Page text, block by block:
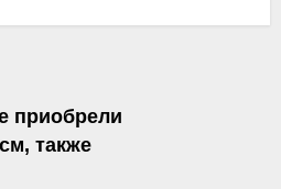
приобрели
также